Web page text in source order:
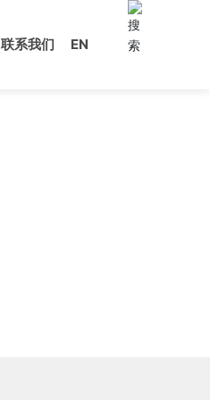
联系我们 EN